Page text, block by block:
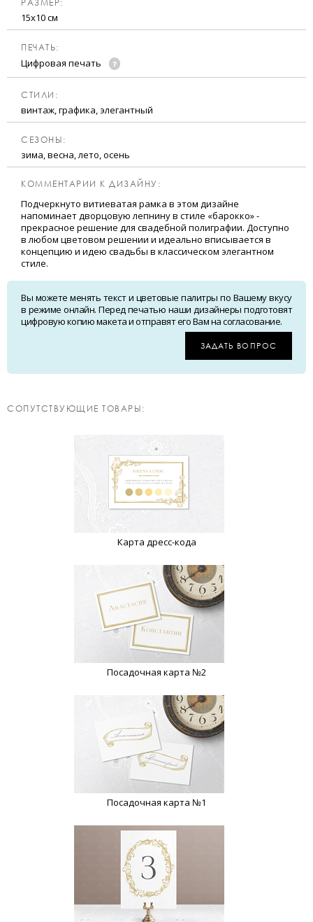
РАЗМЕР:
15х10 см
ПЕЧАТЬ:
Цифровая печать
CТИЛИ:
винтаж, графика, элегантный
CЕЗОНЫ:
зима, весна, лето, осень
КОММЕНТАРИИ К ДИЗАЙНУ:
Подчеркнуто витиеватая рамка в этом дизайне
напоминает дворцовую лепнину в стиле «барокко» -
прекрасное решение для свадебной полиграфии. Доступно
в любом цветовом решении и идеально вписывается в
концепцию и идею свадьбы в классическом элегантном
стиле.
Вы можете менять текст и цветовые палитры по Вашему вкусу
в режиме онлайн. Перед печатью наши дизайнеры подготовят
цифровую копию макета и отправят его Вам на согласование.
ЗАДАТЬ ВОПРОС
CОПУТСТВУЮЩИЕ ТОВАРЫ:
Карта дресс-кода
Посадочная карта №2
Посадочная карта №1